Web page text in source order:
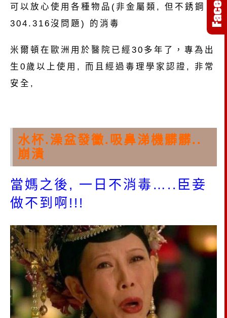
可以放心使用各種物品(非金屬類, 但不銹鋼
304.316沒問題) 的消毒
米爾頓在歐洲用於醫院已經30多年了，專為出
生0歲以上使用, 而且經過毒理學家認證, 非常
安全,
水杯.澡盆發黴.吸鼻涕機髒髒..
崩潰
當媽之後, 一日不消毒…..臣妾
做不到啊!!!